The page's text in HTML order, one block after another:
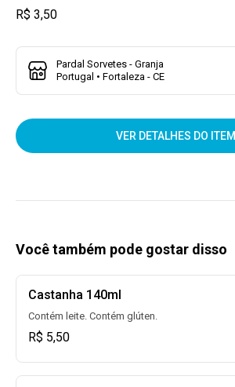
R$ 3,50
Pardal Sorvetes - Granja
Portugal • Fortaleza - CE
VER DETALHES DO ITEM
Você também pode gostar disso
Castanha 140ml
Contém leite. Contém glúten.
R$ 5,50